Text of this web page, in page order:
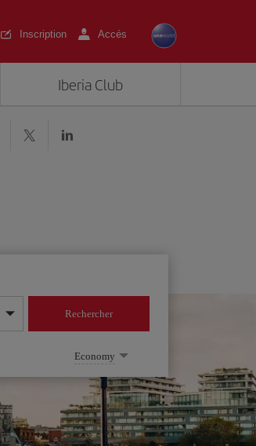
Inscription Accés
Iberia Club
Rechercher
Economy